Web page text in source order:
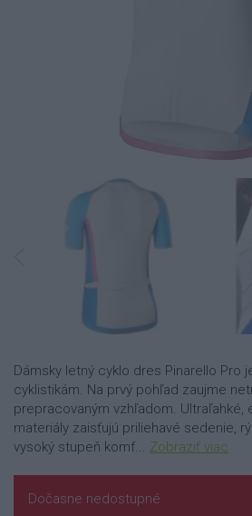
Dámsky letný cyklo dres Pinarello Pro
cyklistikám. Na prvý pohľad zaujme
prepracovaným vzhľadom. Ultraľahké,
materiály zaisťujú priliehavé sedenie,
vysoký stupeň komf... Zobraziť viac
Dočasne nedostupné